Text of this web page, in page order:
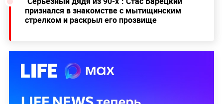
признался в знакомстве с мытищинским
стрелком и раскрыл его прозвище